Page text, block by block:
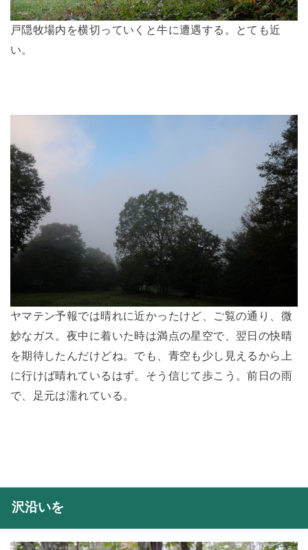
戸隠牧場内を横切っていくと牛に遭遇する。とても近
い。
ヤマテン予報では晴れに近かったけど、ご覧の通り、微
妙なガス。夜中に着いた時は満点の星空で、翌日の快晴
を期待したんだけどね。でも、青空も少し見えるから上
に行けば晴れているはず。そう信じて歩こう。前日の雨
で、足元は濡れている。
沢沿いを